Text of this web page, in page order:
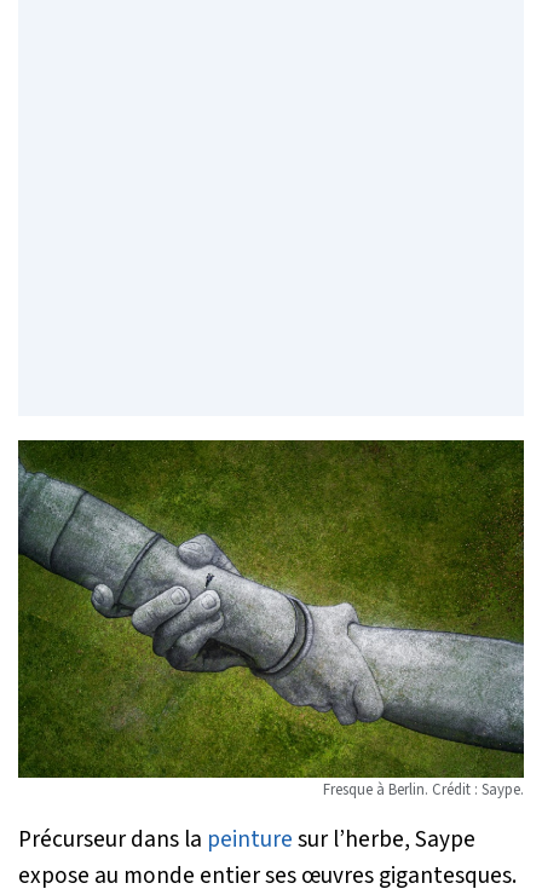
Fresque à Berlin. Crédit : Saype.
Précurseur dans la peinturesur l’herbe, Saype
expose au monde entier ses œuvres gigantesques.